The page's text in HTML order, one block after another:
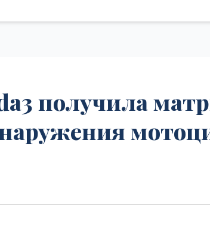
получила